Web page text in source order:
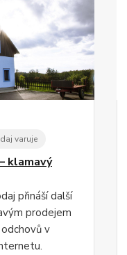
varuje
klamavý
přináší další
prodejem
v